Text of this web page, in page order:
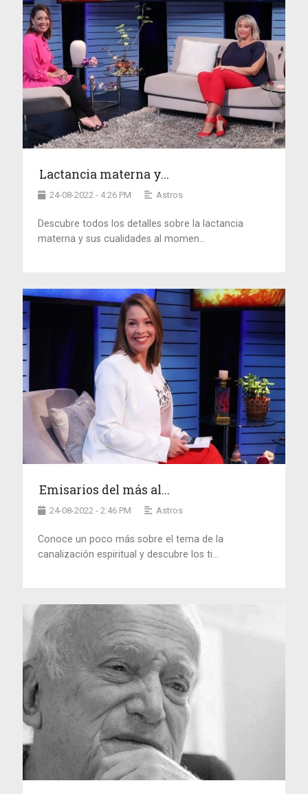
Lactancia materna y...
24-08-2022 - 4:26 PM Astros
Descubre todos los detalles sobre la lactancia
materna y sus cualidades al momen...
Emisarios del más al...
24-08-2022 - 2:46 PM Astros
Conoce un poco más sobre el tema de la
canalización espiritual y descubre los ti...